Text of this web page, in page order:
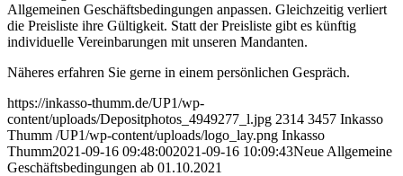
Allgemeinen Geschäftsbedingungen anpassen. Gleichzeitig verliert
die Preisliste ihre Gültigkeit. Statt der Preisliste gibt es künftig
individuelle Vereinbarungen mit unseren Mandanten.
Näheres erfahren Sie gerne in einem persönlichen Gespräch.
https://inkasso-thumm.de/UP1/wp-
content/uploads/Depositphotos_4949277_l.jpg 2314 3457 Inkasso
Thumm /UP1/wp-content/uploads/logo_lay.png Inkasso
Thumm2021-09-16 09:48:002021-09-16 10:09:43Neue Allgemeine
Geschäftsbedingungen ab 01.10.2021